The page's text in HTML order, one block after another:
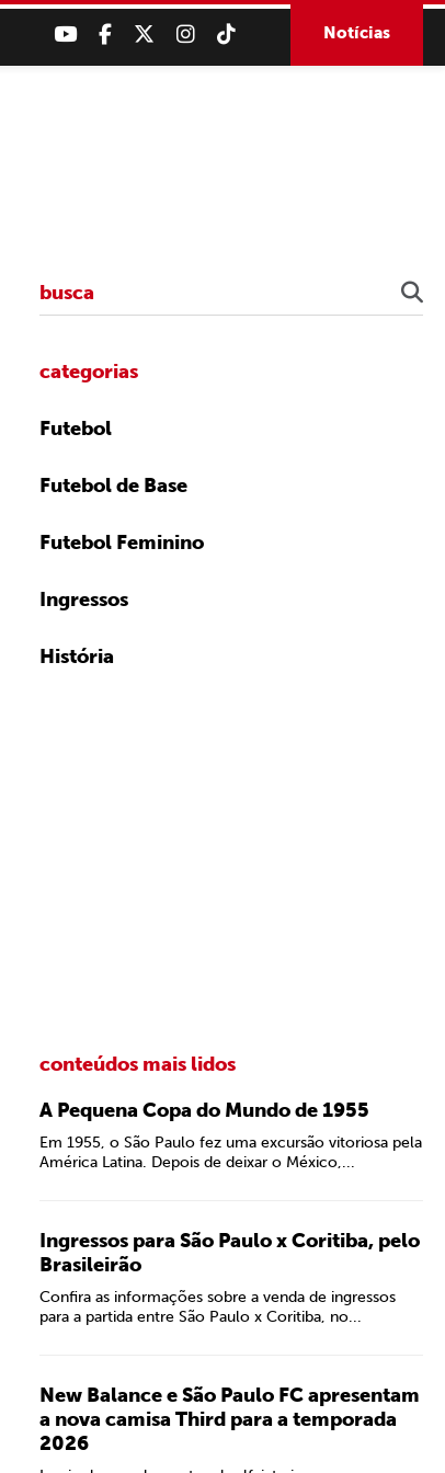
Notícias
categorias
Futebol
Futebol de Base
Futebol Feminino
Ingressos
História
conteúdos mais lidos
A Pequena Copa do Mundo de 1955
Em 1955, o São Paulo fez uma excursão vitoriosa pela
América Latina. Depois de deixar o México,...
Ingressos para São Paulo x Coritiba, pelo
Brasileirão
Confira as informações sobre a venda de ingressos
para a partida entre São Paulo x Coritiba, no...
New Balance e São Paulo FC apresentam
a nova camisa Third para a temporada
2026